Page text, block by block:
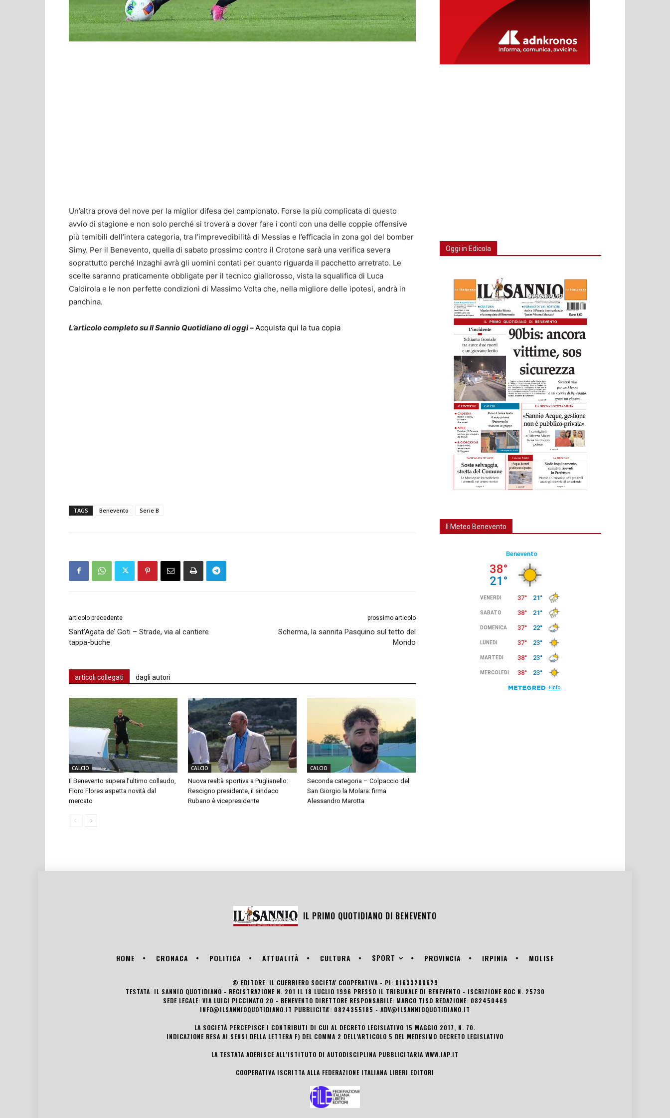
Un’altra prova del nove per la miglior difesa del campionato. Forse la più complicata di questo
avvio di stagione e non solo perché si troverà a dover fare i conti con una delle coppie offensive
più temibili dell’intera categoria, tra l’imprevedibilità di Messias e l’efficacia in zona gol del bomber
Simy. Per il Benevento, quella di sabato prossimo contro il Crotone sarà una verifica severa
soprattutto perché Inzaghi avrà gli uomini contati per quanto riguarda il pacchetto arretrato. Le
scelte saranno praticamente obbligate per il tecnico giallorosso, vista la squalifica di Luca
Caldirola e le non perfette condizioni di Massimo Volta che, nella migliore delle ipotesi, andrà in
panchina.
L’articolo completo su Il Sannio Quotidiano di oggi – Acquista qui la tua copia
TAGS Benevento Serie B
articolo precedente
Sant’Agata de’ Goti – Strade, via al cantiere
tappa-buche
prossimo articolo
Scherma, la sannita Pasquino sul tetto del
Mondo
articoli collegati dagli autori
CALCIO
Il Benevento supera l’ultimo collaudo,
Floro Flores aspetta novità dal
mercato
CALCIO
Nuova realtà sportiva a Puglianello:
Rescigno presidente, il sindaco
Rubano è vicepresidente
CALCIO
Seconda categoria – Colpaccio del
San Giorgio la Molara: firma
Alessandro Marotta
Oggi in Edicola
Il Meteo Benevento
IL PRIMO QUOTIDIANO DI BENEVENTO
HOME CRONACA POLITICA ATTUALITÀ CULTURA SPORT PROVINCIA IRPINIA MOLISE
© EDITORE: IL GUERRIERO SOCIETA' COOPERATIVA - PI: 01633200629
TESTATA: IL SANNIO QUOTIDIANO - REGISTRAZIONE N. 201 IL 18 LUGLIO 1996 PRESSO IL TRIBUNALE DI BENEVENTO - ISCRIZIONE ROC N. 25730
SEDE LEGALE: VIA LUIGI PICCINATO 20 - BENEVENTO DIRETTORE RESPONSABILE: MARCO TISO REDAZIONE: 082450469
INFO@ILSANNIOQUOTIDIANO.IT PUBBLICITA': 0824355185 - ADV@ILSANNIOQUOTIDIANO.IT
LA SOCIETÀ PERCEPISCE I CONTRIBUTI DI CUI AL DECRETO LEGISLATIVO 15 MAGGIO 2017, N. 70.
INDICAZIONE RESA AI SENSI DELLA LETTERA F) DEL COMMA 2 DELL’ARTICOLO 5 DEL MEDESIMO DECRETO LEGISLATIVO
LA TESTATA ADERISCE ALL’ISTITUTO DI AUTODISCIPLINA PUBBLICITARIA WWW.IAP.IT
COOPERATIVA ISCRITTA ALLA FEDERAZIONE ITALIANA LIBERI EDITORI